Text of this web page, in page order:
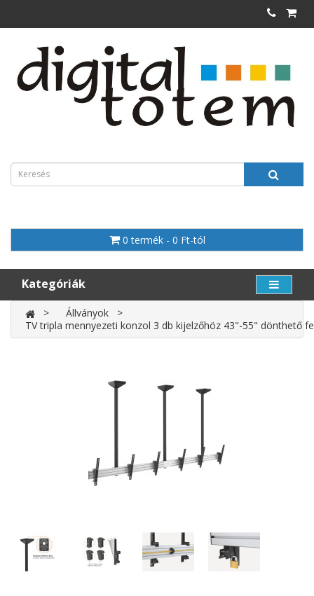
0 termék - 0 Ft-tól
Kategóriák
Állványok
TV tripla mennyezeti konzol 3 db kijelzőhöz 43"-55" dönthető